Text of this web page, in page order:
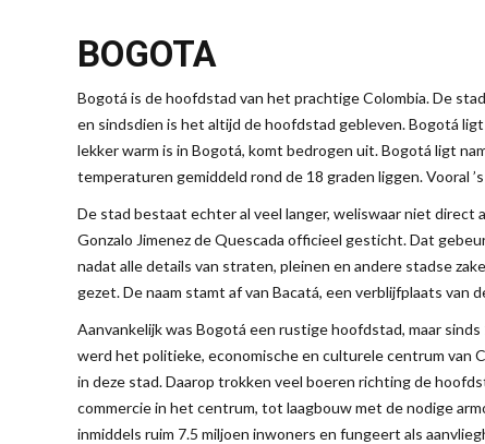
BOGOTA
Bogotá is de hoofdstad van het prachtige Colombia. De
en sindsdien is het altijd de hoofdstad gebleven. Bogotá
lekker warm is in Bogotá, komt bedrogen uit. Bogotá ligt
temperaturen gemiddeld rond de 18 graden liggen. Vooral
De stad bestaat echter al veel langer, weliswaar niet direct
Gonzalo Jimenez de Quescada officieel gesticht. Dat
nadat alle details van straten, pleinen en andere stadse
gezet. De naam stamt af van Bacatá, een verblijfplaats van
Aanvankelijk was Bogotá een rustige hoofdstad, maar
werd het politieke, economische en culturele centrum van
in deze stad. Daarop trokken veel boeren richting de
commercie in het centrum, tot laagbouw met de nodige
inmiddels ruim 7.5 miljoen inwoners en fungeert als